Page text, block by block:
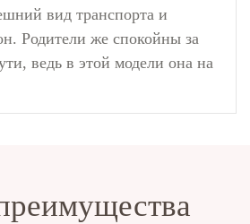
вид транспорта и
Родители же спокойны за
ведь в этой модели она на